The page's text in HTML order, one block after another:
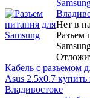
Нет в
Разъем
Кабель с разъемом
Asus 2.5х0.7 купить
Владивостоке